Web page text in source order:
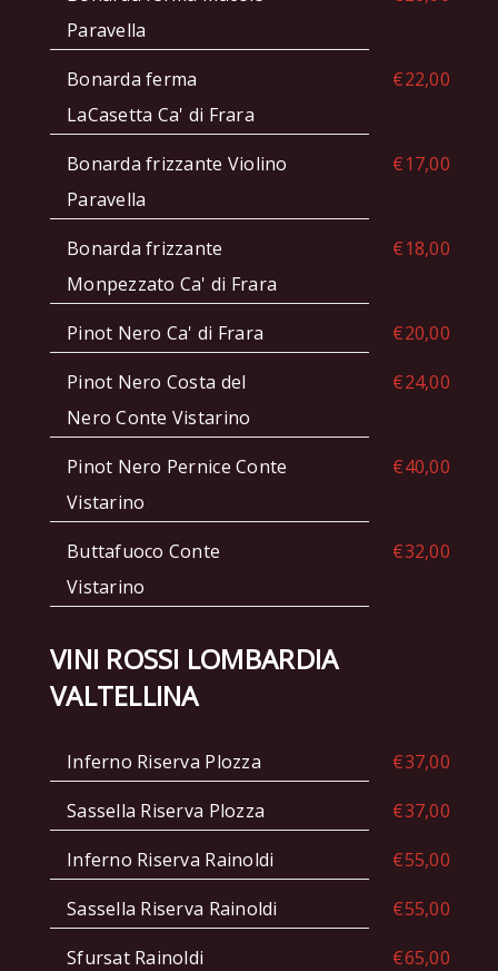
Paravella
Bonarda ferma
LaCasetta Ca' di Frara
€22,00
Bonarda frizzante Violino
Paravella
€17,00
Bonarda frizzante
Monpezzato Ca' di Frara
€18,00
Pinot Nero Ca' di Frara
€20,00
Pinot Nero Costa del
Nero Conte Vistarino
€24,00
Pinot Nero Pernice Conte
Vistarino
€40,00
Buttafuoco Conte
Vistarino
€32,00
VINI ROSSI LOMBARDIA
VALTELLINA
Inferno Riserva Plozza
€37,00
Sassella Riserva Plozza
€37,00
Inferno Riserva Rainoldi
€55,00
Sassella Riserva Rainoldi
€55,00
Sfursat Rainoldi
€65,00